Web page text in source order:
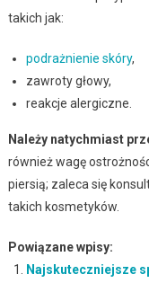
takich jak:
podrażnienie skóry,
zawroty głowy,
reakcje alergiczne.
Należy natychmiast
również wagę
piersią; zaleca się
takich kosmetyków.
Powiązane wpisy:
Najskuteczniejsze